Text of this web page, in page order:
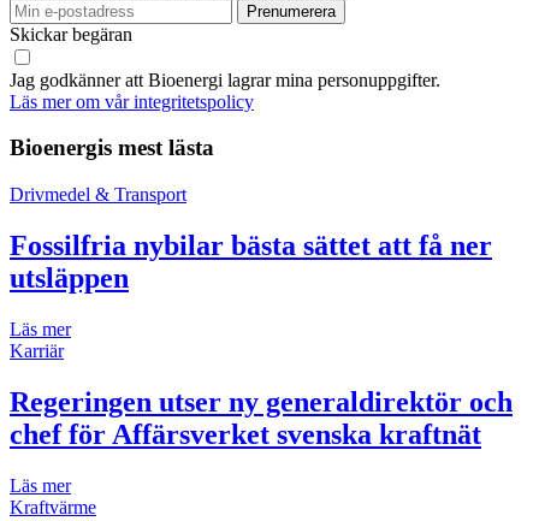
Skickar begäran
Jag godkänner att Bioenergi lagrar mina personuppgifter.
Läs mer om vår integritetspolicy
Bioenergis mest lästa
Drivmedel & Transport
Fossilfria nybilar bästa sättet att få ner
utsläppen
Läs mer
Karriär
Regeringen utser ny generaldirektör och
chef för Affärsverket svenska kraftnät
Läs mer
Kraftvärme